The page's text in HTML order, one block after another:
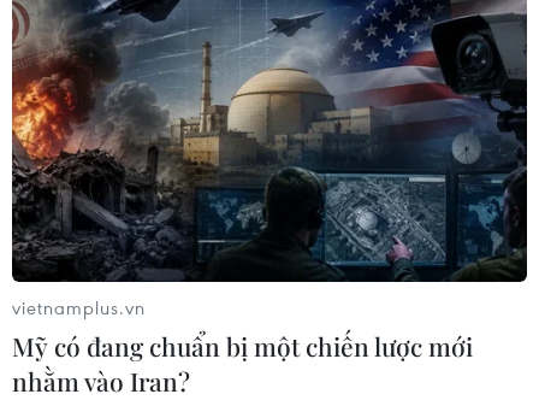
vietnamplus.vn
Mỹ có đang chuẩn bị một chiến lược mới
nhằm vào Iran?